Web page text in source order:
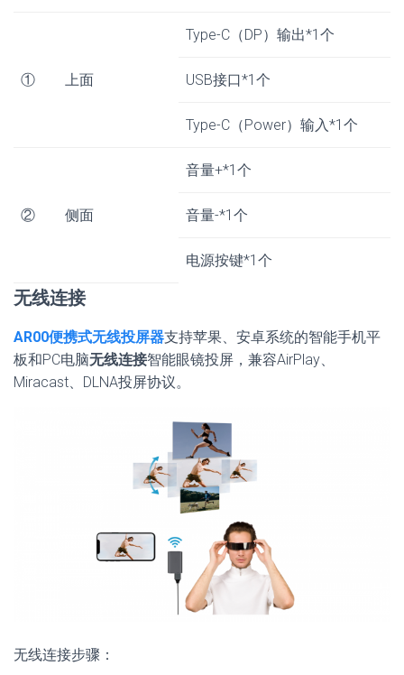
① 上面
Type-C（DP）输出*1个
USB接口*1个
Type-C（Power）输入*1个
② 侧面
音量+*1个
音量-*1个
电源按键*1个
无线连接
AR00便携式无线投屏器支持苹果、安卓系统的智能手机平
板和PC电脑无线连接智能眼镜投屏，兼容AirPlay、
Miracast、DLNA投屏协议。
无线连接步骤：